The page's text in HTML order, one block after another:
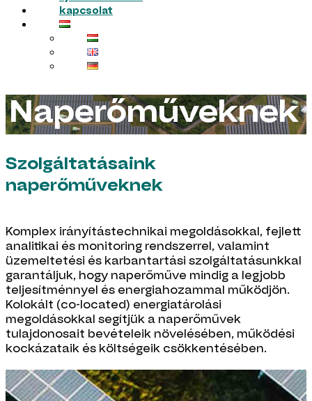
kapcsolat
Naperőműveknek
Szolgáltatásaink
naperőműveknek
Komplex irányítástechnikai megoldásokkal, fejlett
analitikai és monitoring rendszerrel, valamint
üzemeltetési és karbantartási szolgáltatásunkkal
garantáljuk, hogy naperőműve mindig a legjobb
teljesítménnyel és energiahozammal működjön.
Kolokált (co-located) energiatárolási
megoldásokkal segítjük a naperőművek
tulajdonosait bevételeik növelésében, működési
kockázataik és költségeik csökkentésében.